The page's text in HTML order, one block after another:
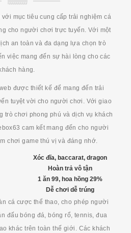
mục tiêu cung cấp trải nghiệm cá
cho người chơi trực tuyến. Với một
an toàn và đa dạng lựa chọn trò
việc mang đến sự hài lòng cho các
khách hàng.
được thiết kế để mang đến trải
tuyệt vời cho người chơi. Với giao
trò chơi phong phú và dịch vụ khách
cam kết mang đến cho người
chơi game thú vị và đáng nhớ.
Xóc đĩa, baccarat, dragon
Hoàn trả vô tận
1 ăn 99, hoa hồng 29%
Dễ chơi dễ trúng
cá cược thể thao, cho phép người
đấu bóng đá, bóng rổ, tennis, đua
khác trên toàn thế giới. Các khách